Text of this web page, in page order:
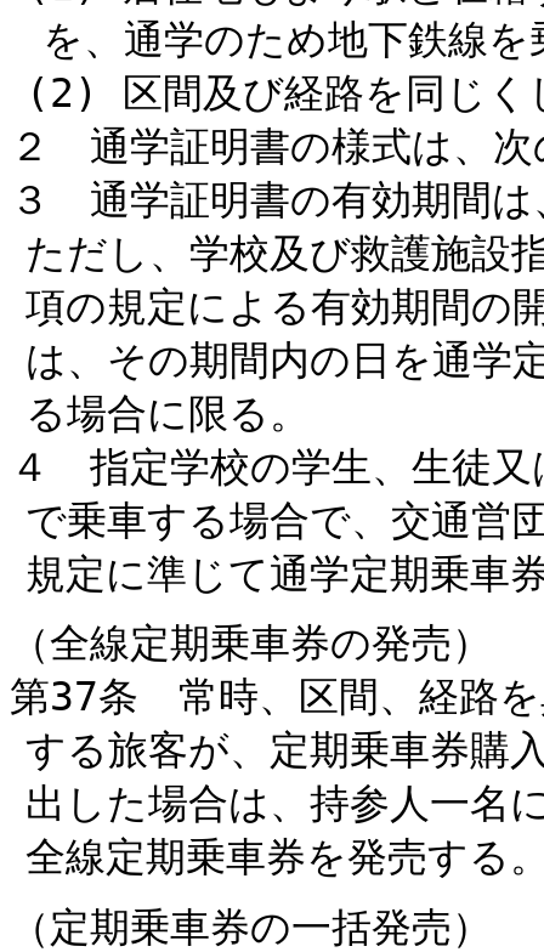
を、通学のため地下鉄線
(2) 区間及び経路を同じく
２ 通学証明書の様式は、
３ 通学証明書の有効期間
ただし、学校及び救護施設
項の規定による有効期間の
は、その期間内の日を通学
る場合に限る。
４ 指定学校の学生、生徒又
で乗車する場合で、交通営
規定に準じて通学定期乗車
（全線定期乗車券の発売）
第37条 常時、区間、経路
する旅客が、定期乗車券購
出した場合は、持参人一名
全線定期乗車券を発売する
（定期乗車券の一括発売）